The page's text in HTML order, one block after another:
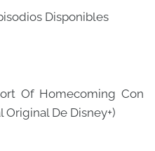
Disponibles
Of Homecoming Con
De Disney+)